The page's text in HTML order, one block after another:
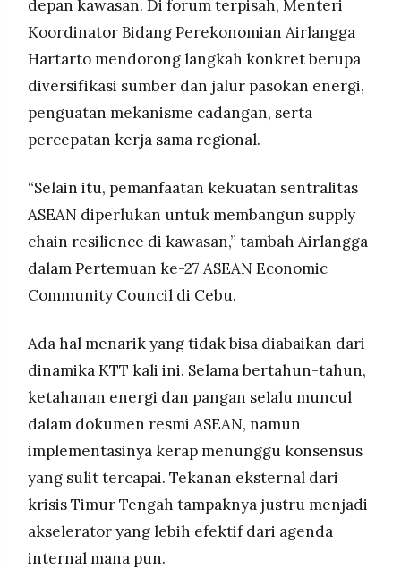
depan kawasan. Di forum terpisah, Menteri
Koordinator Bidang Perekonomian Airlangga
Hartarto mendorong langkah konkret berupa
diversifikasi sumber dan jalur pasokan energi,
penguatan mekanisme cadangan, serta
percepatan kerja sama regional.
“Selain itu, pemanfaatan kekuatan sentralitas
ASEAN diperlukan untuk membangun supply
chain resilience di kawasan,” tambah Airlangga
dalam Pertemuan ke-27 ASEAN Economic
Community Council di Cebu.
Ada hal menarik yang tidak bisa diabaikan dari
dinamika KTT kali ini. Selama bertahun-tahun,
ketahanan energi dan pangan selalu muncul
dalam dokumen resmi ASEAN, namun
implementasinya kerap menunggu konsensus
yang sulit tercapai. Tekanan eksternal dari
krisis Timur Tengah tampaknya justru menjadi
akselerator yang lebih efektif dari agenda
internal mana pun.